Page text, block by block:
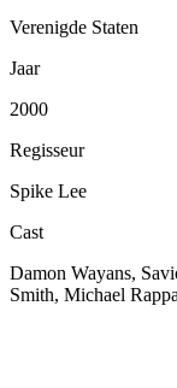
Verenigde Staten
Jaar
2000
Regisseur
Spike Lee
Cast
Damon Wayans,
Smith, Michael